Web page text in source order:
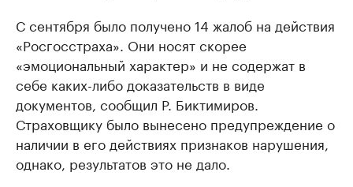
С сентября было получено 14 жалоб на действия
«Росгосстраха». Они носят скорее
«эмоциональный характер» и не содержат в
себе каких-либо доказательств в виде
документов, сообщил Р. Биктимиров.
Страховщику было вынесено предупреждение о
наличии в его действиях признаков нарушения,
однако, результатов это не дало.